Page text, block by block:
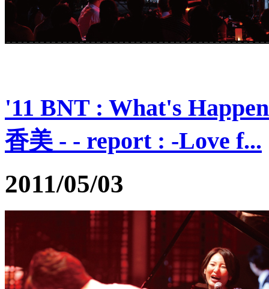
'11 BNT : What's
香美 - - report : -Love f...
2011/05/03